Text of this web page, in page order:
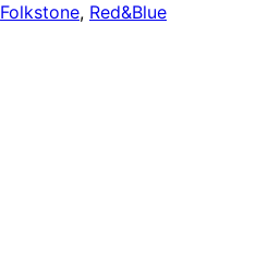
Folkstone, Red&Blue